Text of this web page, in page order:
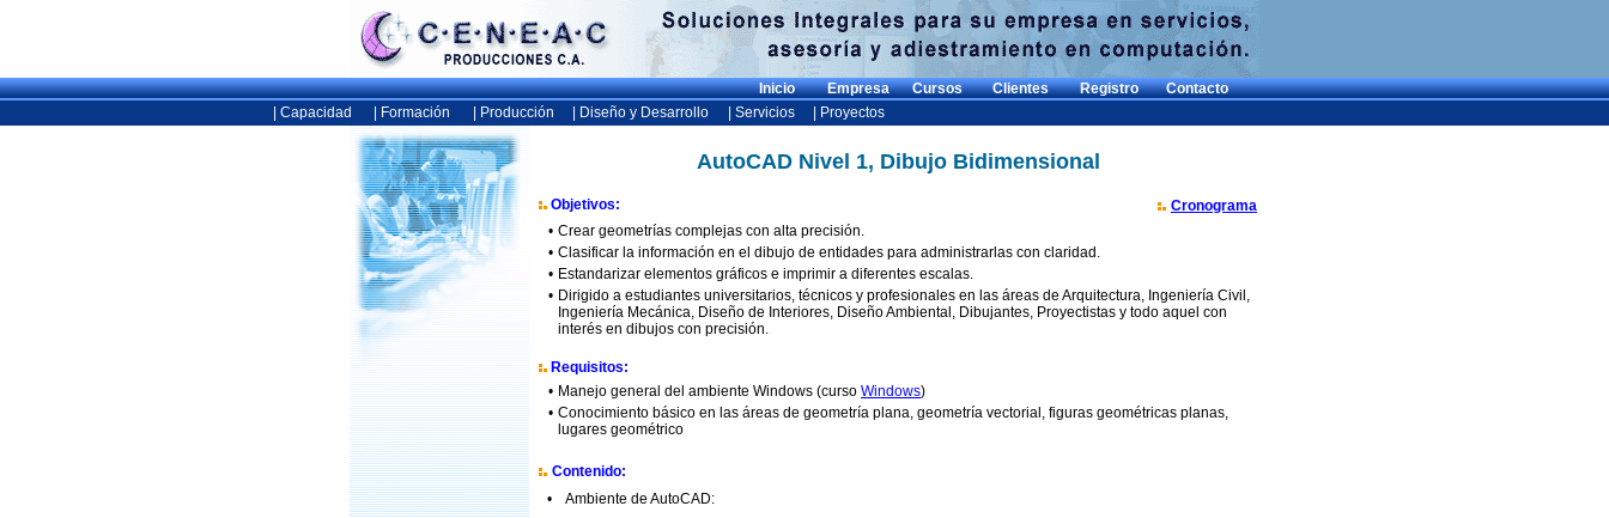
Inicio Empresa Cursos Clientes Registro Contacto
AutoCAD Nivel 1, Dibujo Bidimensional
Objetivos:
Cronograma
• Crear geometrías complejas con alta precisión.
• Clasificar la información en el dibujo de entidades para administrarlas con claridad.
• Estandarizar elementos gráficos e imprimir a diferentes escalas.
• Dirigido a estudiantes universitarios, técnicos y profesionales en las áreas de Arquitectura, Ingeniería Civil,
Ingeniería Mecánica, Diseño de Interiores, Diseño Ambiental, Dibujantes, Proyectistas y todo aquel con
interés en dibujos con precisión.
Requisitos:
• Manejo general del ambiente Windows (curso Windows)
• Conocimiento básico en las áreas de geometría plana, geometría vectorial, figuras geométricas planas,
lugares geométrico
Contenido:
•
Ambiente de AutoCAD:
| Capacidad | Formación | Producción | Diseño y Desarrollo | Servicios | Proyectos